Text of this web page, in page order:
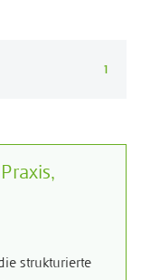
1
strukturierte